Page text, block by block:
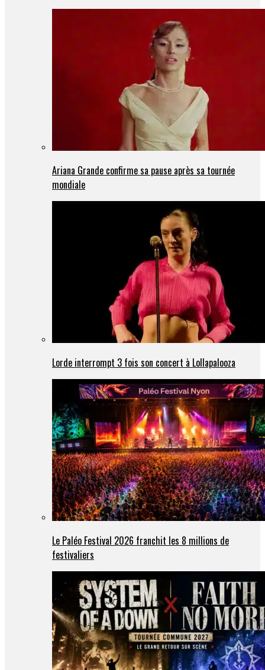
Ariana Grande confirme sa pause après sa tournée
mondiale
Lorde interrompt 3 fois son concert à Lollapalooza
Le Paléo Festival 2026 franchit les 8 millions de
festivaliers